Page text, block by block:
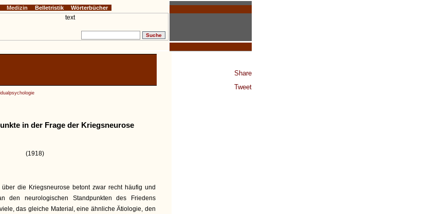
Share
Tweet
in der Frage der Kriegsneurose
(1918)
die Kriegsneurose betont zwar recht häufig und
den neurologischen Standpunkten des Friedens
das gleiche Material, eine ähnliche Ätiologie, den
Medizin Belletristik Wörterbücher